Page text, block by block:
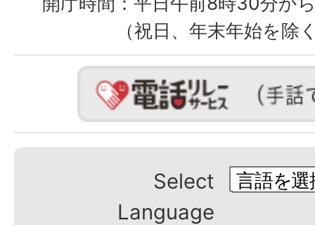
（祝日、年末年始を除
Select
Language